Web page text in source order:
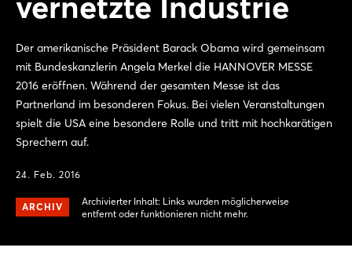
Der amerikanische Präsident Barack Obama wird gemeinsam
mit Bundeskanzlerin Angela Merkel die HANNOVER MESSE
2016 eröffnen. Während der gesamten Messe ist das
Partnerland im besonderen Fokus. Bei vielen Veranstaltungen
spielt die USA eine besondere Rolle und tritt mit hochkarätigen
Sprechern auf.
24. Feb. 2016
ARCHIV
Archivierter Inhalt: Links wurden möglicherweise
entfernt oder funktionieren nicht mehr.